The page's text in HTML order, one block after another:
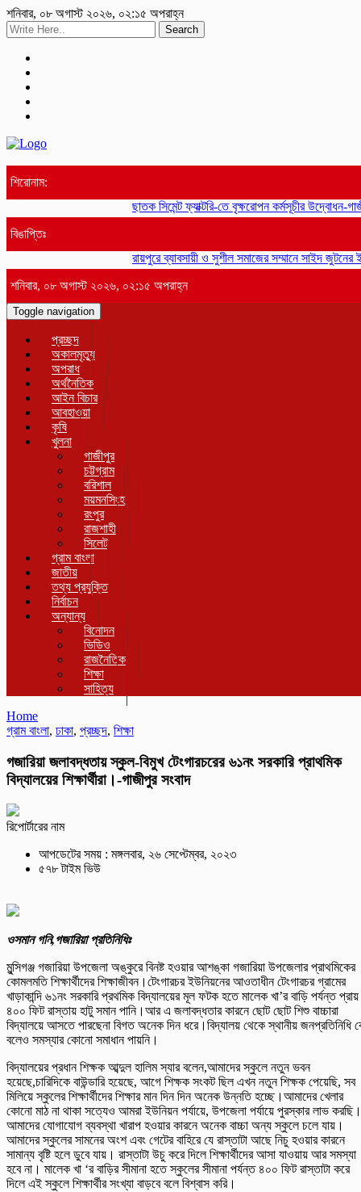
শনিবার, ০৮ অগাস্ট ২০২৬, ০২:১৫ অপরাহ্ন
Search
শিরোনাম:
ছাতক সিমেন্ট ফ্যাক্টরি-তে বৃক্ষরোপন কর্মসূচীর উদ্বোধন-
বিঙাপ্তিঃ
রায়পুরে ব্যাবসায়ী ও সুশীল সমাজের সম্মানে সাইদ জুটনের
শনিবার, ০৮ অগাস্ট ২০২৬, ০২:১৫ অপরাহ্ন
Toggle navigation
প্রচ্ছদ
অকালমৃত্যু
অপরাধ
অর্থনৈতিক
আইন বিচার
আবহাওয়া
কৃষি
খুলনা
গাজীপুর
চট্টগ্রাম
বরিশাল
ময়মনসিংহ
রংপুর
রাজশাহী
সিলেট
গ্রাম বাংলা
জাতীয়
তথ্য প্রযুক্তি
নির্বাচন
অন্যান্য
বিনোদন
ভিডিও
রাজনৈতিক
শিক্ষা
সাহিত্য
Home
গ্রাম বাংলা, ঢাকা, প্রচ্ছদ, শিক্ষা
গজারিয়া জলাবদ্ধতায় স্কুল-বিমুখ টেংগারচরের ৬১নং সরকারি প্রাথমিক
বিদ্যালয়ের শিক্ষার্থীরা।-গাজীপুর সংবাদ
রিপোর্টারের নাম
আপডেটের সময় : মঙ্গলবার, ২৬ সেপ্টেম্বর, ২০২৩
৫৭৮ টাইম ভিউ
ওসমান গনি,গজারিয়া প্রতিনিধিঃ
মুন্সিগঞ্জ গজারিয়া উপজেলা অঙ্কুরে বিনষ্ট হওয়ার আশঙ্কা গজারিয়া উপজেলার প্রাথমিকের
কোমলমতি শিক্ষার্থীদের শিক্ষাজীবন।টেংগারচর ইউনিয়নের আওতাধীন টেংগারচর গ্রামের
খাড়াকান্দি ৬১নং সরকারি প্রথমিক বিদ্যালয়ের মূল ফটক হতে মালেক খা’র বাড়ি পর্যন্ত প্রায়
৪০০ ফিট রাস্তায় হাটু সমান পানি।আর এ জলাবদ্ধতার কারনে ছোট ছোট শিশু বাচ্চারা
বিদ্যালয়ে আসতে পারছেনা বিগত অনেক দিন ধরে।বিদ্যালয় থেকে স্থানীয় জনপ্রতিনিধি
বলেও সমস্যার কোনো সমাধান পায়নি।
বিদ্যালয়ের প্রধান শিক্ষক আব্দুল হালিম স্যার বলেন,আমাদের স্কুলে নতুন ভবন
হয়েছে,চারিদিকে বাউন্ডারি হয়েছে, আগে শিক্ষক সংকট ছিল এখন নতুন শিক্ষক পেয়েছি, সব
মিলিয়ে স্কুলের শিক্ষার্থীদের শিক্ষার মান দিন দিন অনেক উন্নতি হচ্ছে।আমাদের খেলার
কোনো মাঠ না থাকা সত্যেও আমরা ইউনিয়ন পর্যায়ে, উপজেলা পর্যায়ে পুরস্কার লাভ করছি।
আমাদের যোগাযোগ ব্যবস্থা খারাপ হওয়ার কারনে অনেক বাচ্চা অন্য স্কুলে চলে যায়।
আমাদের স্কুলের সামনের অংশ এবং গেটের বাহিরে যে রাস্তাটা আছে নিচু হওয়ার কারনে
সামান্য বৃষ্টি হলে ডুবে যায়। রাস্তাটা উচু করে দিলে শিক্ষার্থীদের আসা যাওয়ায় আর সমস্যা
হবে না। মালেক খা ‘র বাড়ির সীমানা হতে স্কুলের সীমানা পর্যন্ত ৪০০ ফিট রাস্তাটা করে
দিলে এই স্কুলে শিক্ষার্থীর সংখ্যা বাড়বে বলে বিশ্বাস করি।